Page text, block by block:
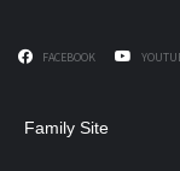
FACEBOOK